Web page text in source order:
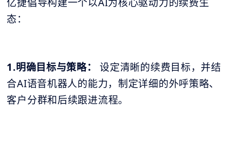
亿捷倡导构建一个以AI为核心驱动力的续费生
态：
1.明确目标与策略：
设定清晰的续费目标，并结
合AI语音机器人的能力，制定详细的外呼策略、
客户分群和后续跟进流程。